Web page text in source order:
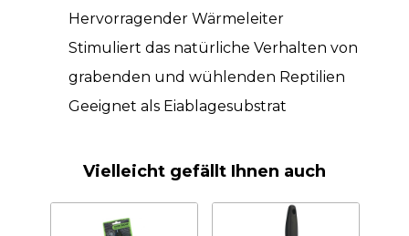
Hervorragender Wärmeleiter
Stimuliert das natürliche Verhalten von
grabenden und wühlenden Reptilien
Geeignet als Eiablagesubstrat
Vielleicht gefällt Ihnen auch